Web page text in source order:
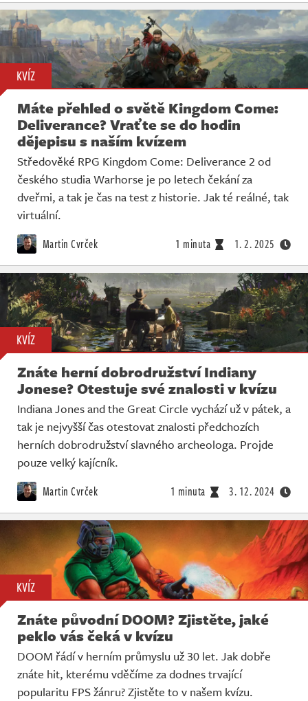
KVÍZ
Máte přehled o světě Kingdom Come:
Deliverance? Vraťte se do hodin
dějepisu s naším kvízem
Středověké RPG Kingdom Come: Deliverance 2 od
českého studia Warhorse je po letech čekání za
dveřmi, a tak je čas na test z historie. Jak té reálné, tak
virtuální.
Martin Cvrček 1 minuta 1. 2. 2025
KVÍZ
Znáte herní dobrodružství Indiany
Jonese? Otestuje své znalosti v kvízu
Indiana Jones and the Great Circle vychází už v pátek, a
tak je nejvyšší čas otestovat znalosti předchozích
herních dobrodružství slavného archeologa. Projde
pouze velký kajícník.
Martin Cvrček 1 minuta 3. 12. 2024
KVÍZ
Znáte původní DOOM? Zjistěte, jaké
peklo vás čeká v kvízu
DOOM řádí v herním průmyslu už 30 let. Jak dobře
znáte hit, kterému vděčíme za dodnes trvající
popularitu FPS žánru? Zjistěte to v našem kvízu.